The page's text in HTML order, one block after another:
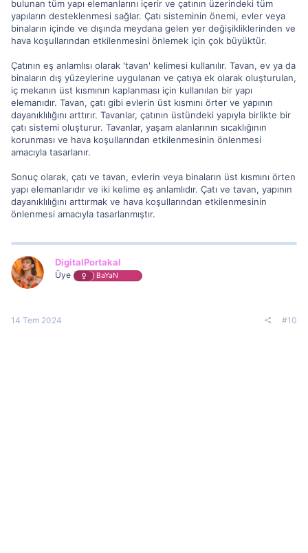
bulunan tüm yapı elemanlarını içerir ve çatının üzerindeki tüm
yapıların desteklenmesi sağlar. Çatı sisteminin önemi, evler veya
binaların içinde ve dışında meydana gelen yer değişikliklerinden ve
hava koşullarından etkilenmesini önlemek için çok büyüktür.
Çatının eş anlamlısı olarak 'tavan' kelimesi kullanılır. Tavan, ev ya da
binaların dış yüzeylerine uygulanan ve çatıya ek olarak oluşturulan,
iç mekanın üst kısmının kaplanması için kullanılan bir yapı
elemanıdır. Tavan, çatı gibi evlerin üst kısmını örter ve yapının
dayanıklılığını arttırır. Tavanlar, çatının üstündeki yapıyla birlikte bir
çatı sistemi oluşturur. Tavanlar, yaşam alanlarının sıcaklığının
korunması ve hava koşullarından etkilenmesinin önlenmesi
amacıyla tasarlanır.
Sonuç olarak, çatı ve tavan, evlerin veya binaların üst kısmını örten
yapı elemanlarıdır ve iki kelime eş anlamlıdır. Çatı ve tavan, yapının
dayanıklılığını arttırmak ve hava koşullarından etkilenmesinin
önlenmesi amacıyla tasarlanmıştır.
DigitalPortakal
Üye BaYaN
14 Tem 2024 #10